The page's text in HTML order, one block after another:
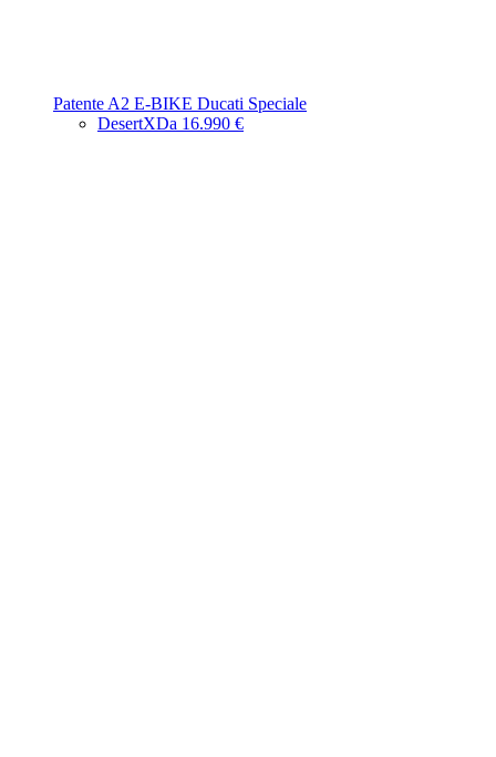
Patente A2 E-BIKE Ducati Speciale
DesertXDa 16.990 €